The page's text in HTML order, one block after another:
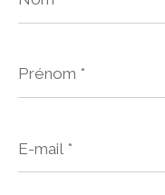
*
mail